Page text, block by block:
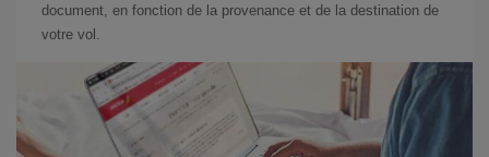
document, en fonction de la provenance et de la destination de
votre vol.